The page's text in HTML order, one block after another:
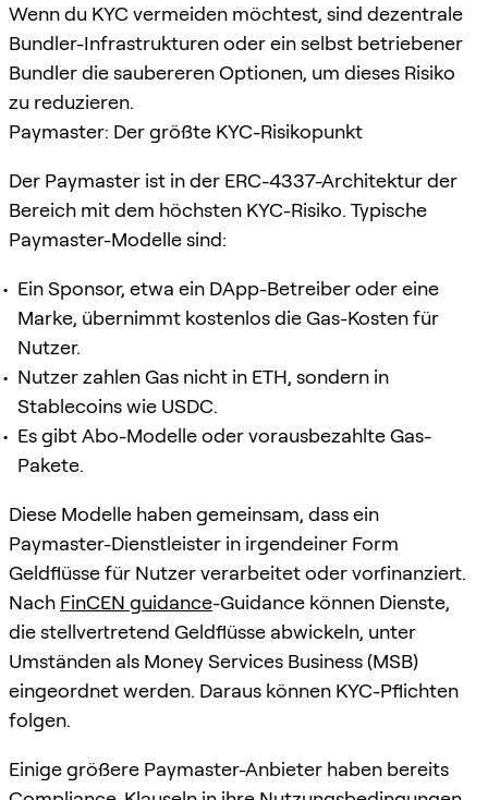
Wenn du KYC vermeiden möchtest, sind dezentrale
Bundler-Infrastrukturen oder ein selbst betriebener
Bundler die saubereren Optionen, um dieses Risiko
zu reduzieren.
Paymaster: Der größte KYC-Risikopunkt
Der Paymaster ist in der ERC-4337-Architektur der
Bereich mit dem höchsten KYC-Risiko. Typische
Paymaster-Modelle sind:
Ein Sponsor, etwa ein DApp-Betreiber oder eine
Marke, übernimmt kostenlos die Gas-Kosten für
Nutzer.
Nutzer zahlen Gas nicht in ETH, sondern in
Stablecoins wie USDC.
Es gibt Abo-Modelle oder vorausbezahlte Gas-
Pakete.
Diese Modelle haben gemeinsam, dass ein
Paymaster-Dienstleister in irgendeiner Form
Geldflüsse für Nutzer verarbeitet oder vorfinanziert.
Nach FinCEN guidance-Guidance können Dienste,
die stellvertretend Geldflüsse abwickeln, unter
Umständen als Money Services Business (MSB)
eingeordnet werden. Daraus können KYC-Pflichten
folgen.
Einige größere Paymaster-Anbieter haben bereits